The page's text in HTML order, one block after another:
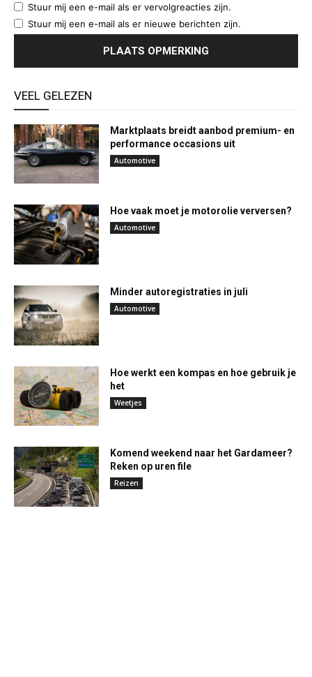
Stuur mij een e-mail als er vervolgreacties zijn.
Stuur mij een e-mail als er nieuwe berichten zijn.
VEEL GELEZEN
Marktplaats breidt aanbod premium- en
performance occasions uit
Automotive
Hoe vaak moet je motorolie verversen?
Automotive
Minder autoregistraties in juli
Automotive
Hoe werkt een kompas en hoe gebruik je
het
Weetjes
Komend weekend naar het Gardameer?
Reken op uren file
Reizen